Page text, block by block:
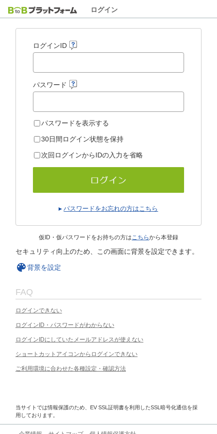
ログイン
ログインID
パスワード
パスワードを表示する
30日間ログイン状態を保持
次回ログインからIDの入力を省略
パスワードをお忘れの方はこちら
仮ID・仮パスワードをお持ちの方はこちらから本登録
セキュリティ向上のため、この画面に背景を設定できます。
背景を設定
FAQ
ログインできない
ログインID・パスワードがわからない
ログインIDにしていたメールアドレスが使えない
ショートカットアイコンからログインできない
ご利用環境に合わせた各種設定・確認方法
当サイトでは情報保護のため、EV SSL証明書を利用したSSL暗号化通信を採
用しております。